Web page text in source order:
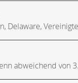
Delaware,
abweichend von